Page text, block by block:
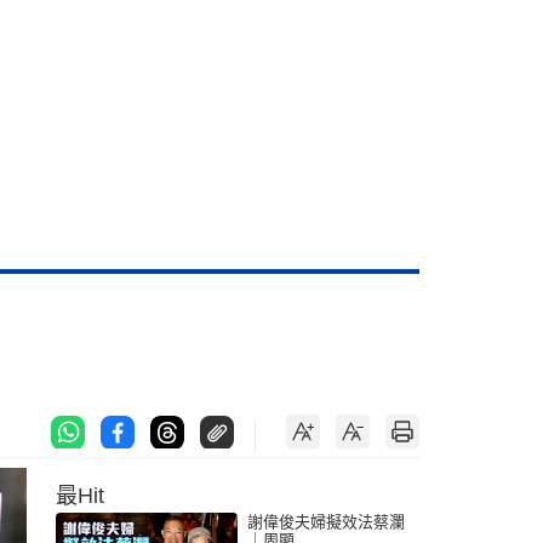
最Hit
謝偉俊夫婦擬效法蔡瀾